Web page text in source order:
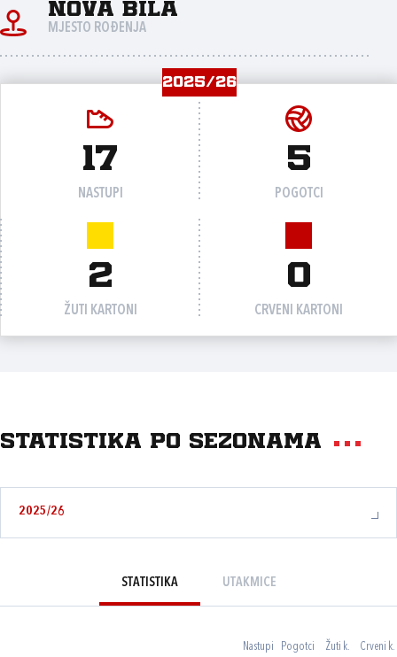
Nova Bila
MJESTO ROĐENJA
2025/26
17
NASTUPI
5
POGOTCI
2
ŽUTI KARTONI
0
CRVENI KARTONI
Statistika po sezonama
2025/26
STATISTIKA UTAKMICE
Nastupi Pogotci Žuti k. Crveni k.